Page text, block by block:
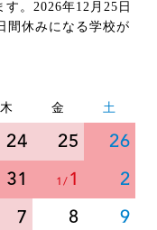
。2026年12月25日
間休みになる学校が
木 金 土
24 25
26
31 1/1
2
7 8 9